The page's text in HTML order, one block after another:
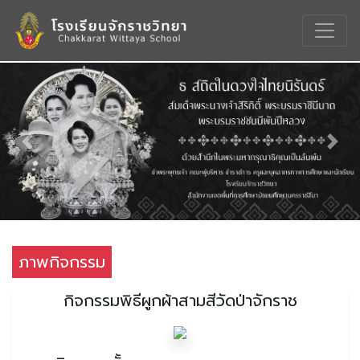
Previous Next
ภาพกิจกรรม
กิจกรรมพิธีผูกผ้าสามสีวัดป่าจักราช